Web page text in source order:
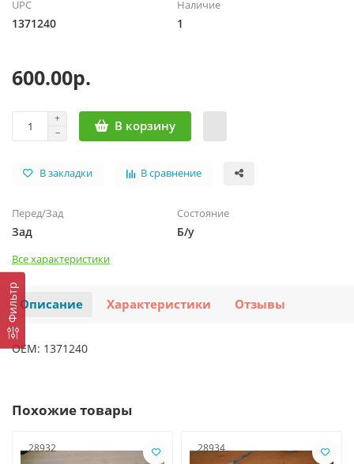
Фильтр
UPC
1371240
Наличие
1
600.00р.
В корзину
В закладки В сравнение
Перед/Зад
Зад
Состояние
Б/у
Все характеристики
Описание Характеристики Отзывы
OEM: 1371240
Похожие товары
28932 28934